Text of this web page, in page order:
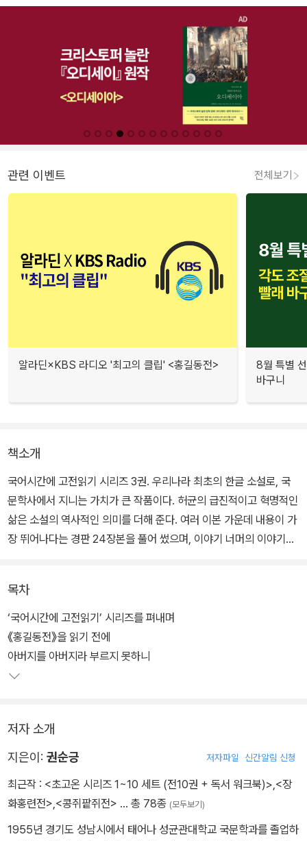
관련 이벤트 전체보기
알라딘×KBS 라디오 '최고의 클립' <홍길동전>
8월 특별
바구니
책소개
국어시간에 고전읽기 시리즈 3권. 우리나라 최초의 한글 소설로, 국
문학사에서 지니는 가치가 큰 작품이다. 허균의 급진적이고 혁명적인
삶은 소설의 역사적인 의미를 더해 준다. 여러 이본 가운데 내용이 가
장 뛰어나다는 경판 24장본을 풀어 썼으며, 이야기 너머의 이야기를
이 책의 ‘이야기 속 이야기’에는 허균의 일생은 물론, 그가 「홍길동전」
을 통해 드러내고자 한 사상과 철학이 무엇인지 인터뷰 형식으로 상
세히 담아 두었다. 또한 「홍길동전」을 탄생시킨 모티프인 ‘서얼금고
법’이 역사적으로 어떻게 전개되었는지도 살펴볼 수 있도록 했다. 홍
한다.
목차
‘국어시간에 고전읽기’ 시리즈를 펴내며
《홍길동전》을 읽기 전에
아버지를 아버지라 부르지 못하니
저자 소개
지은이: 권순긍 저자파일 신간알림 신청
최근작 : <초고온 시리즈 1~10 세트 (전10권 + 독서 워크북)>,<장
화홍련전>,<콩쥐팥쥐전> … 총 78종 (모두보기)
1955년 경기도 성남시에서 태어나 성균관대학교 국문학과를 졸업하